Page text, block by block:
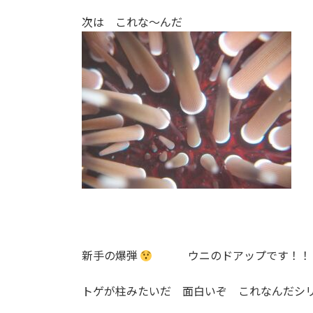
次は これな～んだ
新手の爆弾 ウニのドアップです！！
トゲが柱みたいだ 面白いぞ これなんだシ